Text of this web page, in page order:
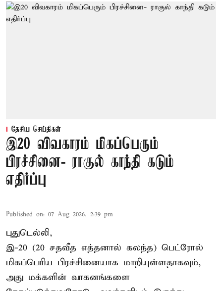
தேசிய செய்திகள்
இ20 விவகாரம் மிகப்பெரும்
பிரச்சினை- ராகுல் காந்தி கடும்
எதிர்ப்பு
Published on: 07 Aug 2026, 2:39 pm
புதுடெல்லி,
இ-20 (20 சதவீத எத்தனால் கலந்த) பெட்ரோல்
மிகப்பெரிய பிரச்சினையாக மாறியுள்ளதாகவும்,
அது மக்களின் வாகனங்களை